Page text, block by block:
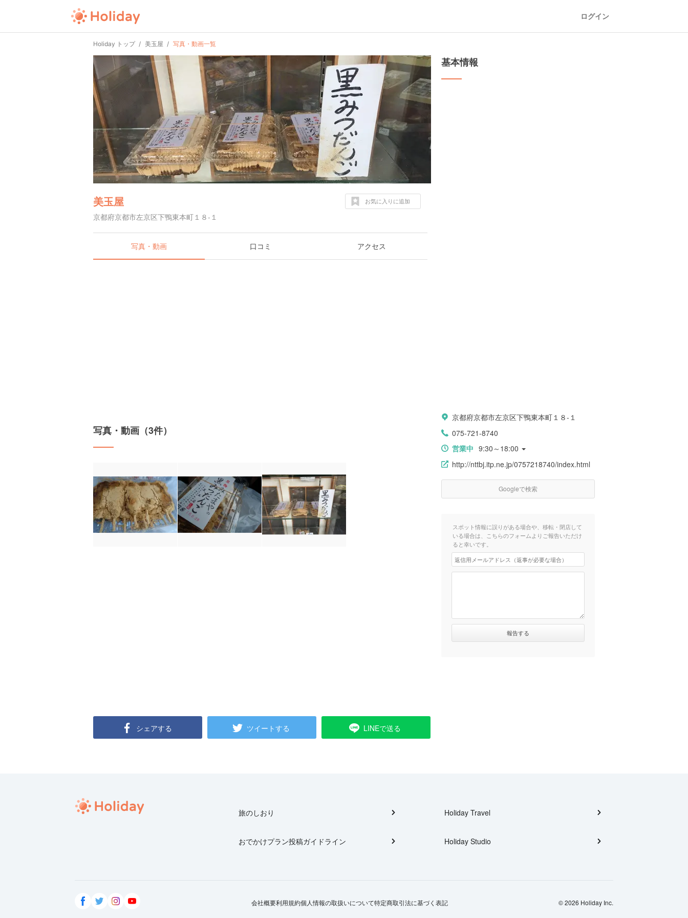
ログイン
Holiday トップ 美玉屋 写真・動画一覧
美玉屋
京都府京都市左京区下鴨東本町１８-１
お気に入りに追加
写真・動画 口コミ アクセス
写真・動画（3件）
シェアする ツイートする LINEで送る
基本情報
京都府京都市左京区下鴨東本町１８-１
075-721-8740
営業中 9:30～18:00
http://nttbj.itp.ne.jp/0757218740/index.html
Googleで検索
スポット情報に誤りがある場合や、移転・閉店して
いる場合は、こちらのフォームよりご報告いただけ
ると幸いです。
旅のしおり
おでかけプラン投稿ガイドライン
Holiday Travel
Holiday Studio
会社概要利用規約個人情報の取扱いについて特定商取引法に基づく表記 © 2026 Holiday Inc.